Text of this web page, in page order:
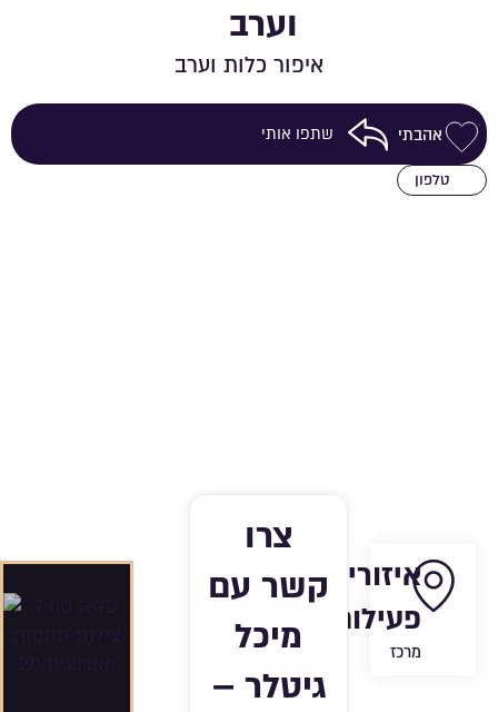
וערב
איפור כלות וערב
טלפון
שמירה ברשימת מועדפים
אהבתי שתפו אותי
איזורי
פעילות:
מרכז
צרו
קשר עם
מיכל
גיטלר –